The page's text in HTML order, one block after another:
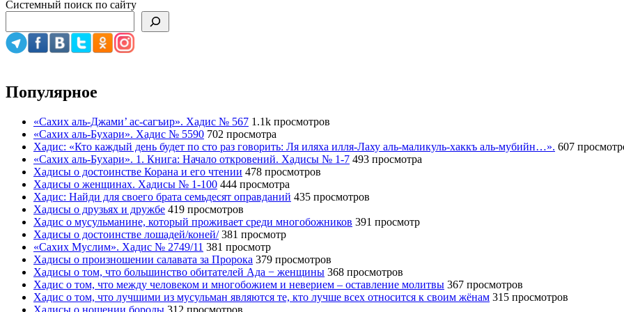
Системный поиск по сайту
Популярное
«Сахих аль-Джами’ ас-сагъир». Хадис № 567 1.1k просмотров
«Сахих аль-Бухари». Хадис № 5590 702 просмотра
Хадис: «Кто каждый день будет по сто раз говорить: Ля иляха илля-Лаху аль-маликуль-хаккъ аль-мубийн…». 607
«Сахих аль-Бухари». 1. Книга: Начало откровений. Хадисы № 1-7 493 просмотра
Хадисы о достоинстве Корана и его чтении 478 просмотров
Хадисы о женщинах. Хадисы № 1-100 444 просмотра
Хадис: Найди для своего брата семьдесят оправданий 435 просмотров
Хадисы о друзьях и дружбе 419 просмотров
Хадис о мусульманине, который проживает среди многобожников 391 просмотр
Хадисы о достоинстве лошадей/коней/ 381 просмотр
«Сахих Муслим». Хадис № 2749/11 381 просмотр
Хадисы о произношении салавата за Пророка 379 просмотров
Хадисы о том, что большинство обитателей Ада − женщины 368 просмотров
Хадис о том, что между человеком и многобожием и неверием – оставление молитвы 367 просмотров
Хадис о том, что лучшими из мусульман являются те, кто лучше всех относится к своим жёнам 315 просмотров
Хадисы о ношении бороды 312 просмотров